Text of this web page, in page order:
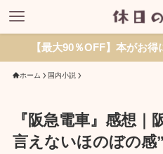
【最大90％OFF】本がお
ホーム 国内小説
『阪急電車』感想｜
言えないほのぼの感